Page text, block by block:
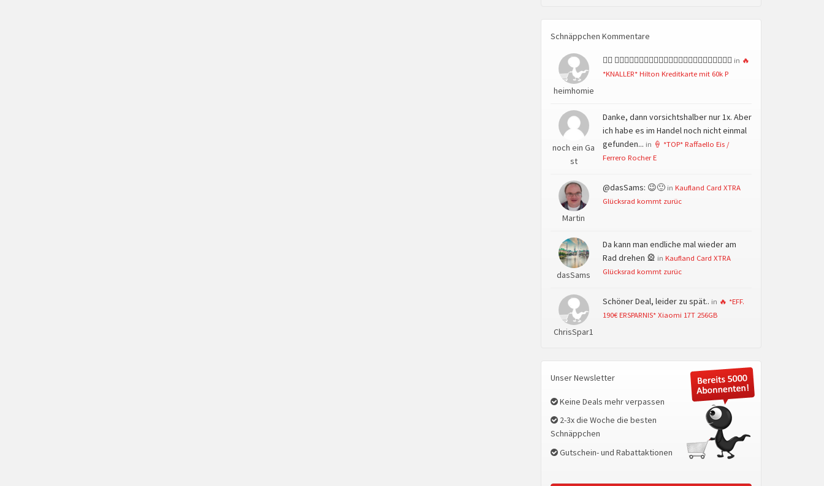
Schnäppchen Kommentare
heimhomie
👍🏻 👍🏻👍🏻👍🏻👍🏻👍🏻👍🏻👍🏻👍🏻👍🏻👍🏻👍🏻👍🏻 in 🔥
*KNALLER* Hilton Kreditkarte mit 60k P
noch ein Ga
st
Danke, dann vorsichtshalber nur 1x. Aber
ich habe es im Handel noch nicht einmal
gefunden... in 🍦 *TOP* Raffaello Eis /
Ferrero Rocher E
Martin
@dasSams: 😉🙂 in Kaufland Card XTRA
Glücksrad kommt zurüc
dasSams
Da kann man endliche mal wieder am
Rad drehen 🎡 in Kaufland Card XTRA
Glücksrad kommt zurüc
ChrisSpar1
Schöner Deal, leider zu spät.. in 🔥 *EFF.
190€ ERSPARNIS* Xiaomi 17T 256GB
Unser Newsletter
Keine Deals mehr verpassen
2-3x die Woche die besten
Schnäppchen
Gutschein- und Rabattaktionen